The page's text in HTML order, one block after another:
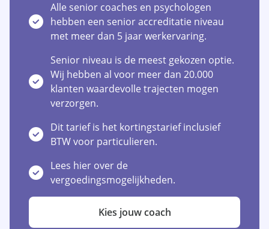
Alle senior coaches en psychologen
hebben een senior accreditatie niveau
met meer dan 5 jaar werkervaring.
Senior niveau is de meest gekozen optie.
Wij hebben al voor meer dan 20.000
klanten waardevolle trajecten mogen
verzorgen.
Dit tarief is het kortingstarief inclusief
BTW voor particulieren.
Lees hier over de
vergoedingsmogelijkheden.
Kies jouw coach